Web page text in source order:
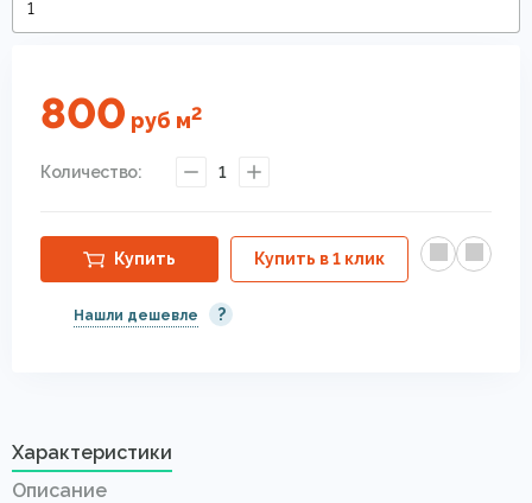
800 руб м2
Количество: 1
Купить Купить в 1 клик
Нашли дешевле ?
Характеристики
Описание